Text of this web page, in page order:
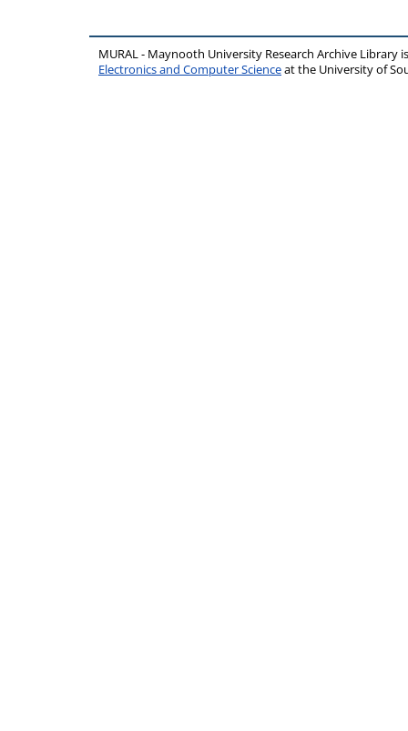
MURAL - Maynooth University Research Archive Library
Electronics and Computer Scienceat the University of